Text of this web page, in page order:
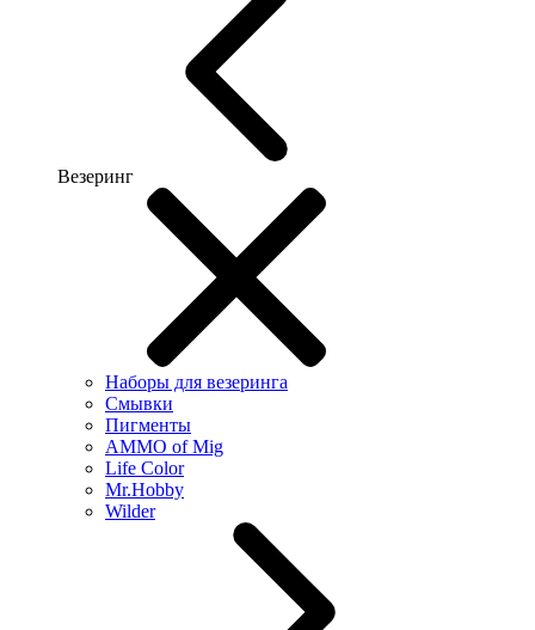
Везеринг
Наборы для везеринга
Смывки
Пигменты
AMMO of Mig
Life Color
Mr.Hobby
Wilder